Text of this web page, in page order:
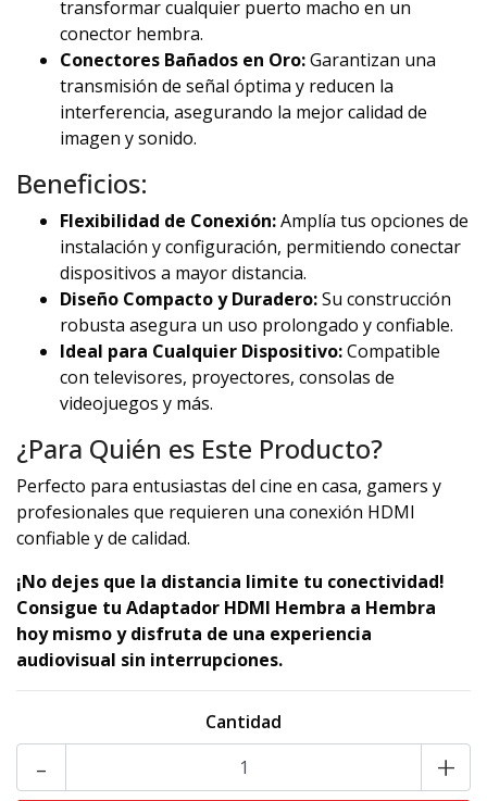
transformar cualquier puerto macho en un
conector hembra.
Conectores Bañados en Oro:Garantizan una
transmisión de señal óptima y reducen la
interferencia, asegurando la mejor calidad de
imagen y sonido.
Beneficios:
Flexibilidad de Conexión:Amplía tus opciones de
instalación y configuración, permitiendo conectar
dispositivos a mayor distancia.
Diseño Compacto y Duradero:Su construcción
robusta asegura un uso prolongado y confiable.
Ideal para Cualquier Dispositivo:Compatible
con televisores, proyectores, consolas de
videojuegos y más.
¿Para Quién es Este Producto?
Perfecto para entusiastas del cine en casa, gamers y
profesionales que requieren una conexión HDMI
confiable y de calidad.
¡No dejes que la distancia limite tu conectividad!
Consigue tu Adaptador HDMI Hembra a Hembra
hoy mismo y disfruta de una experiencia
audiovisual sin interrupciones.
Cantidad
- +